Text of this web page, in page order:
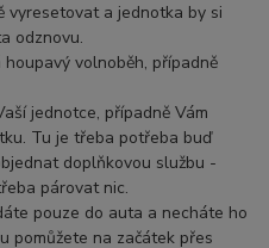
vyresetovat a jednotka by si
odznovu.
volnoběh, případně
jednotce, případně Vám
Tu je třeba potřeba buď
doplňkovou službu -
párovat nic.
pouze do auta a necháte ho
pomůžete na začátek přes